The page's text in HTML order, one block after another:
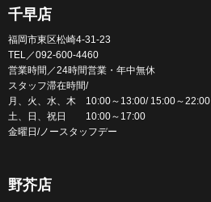
千早店
福岡市東区松崎4-31-23
TEL／092-600-4460
営業時間／24時間営業・年中無休
スタッフ滞在時間/
月、火、水、木 10:00～13:00/ 15:00～22:00
土、日、祝日 10:00～17:00
金曜日/ノースタッフデー
野芥店